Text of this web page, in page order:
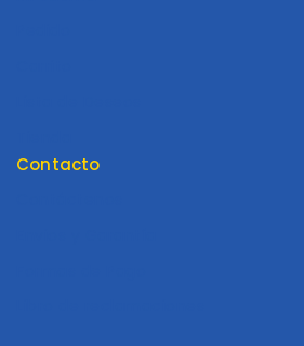
Contacto